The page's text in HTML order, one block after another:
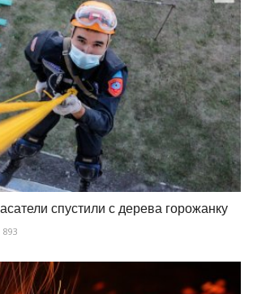
спустили с дерева горожанку
893